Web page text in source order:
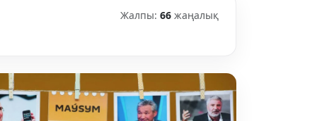
Жалпы: 66 жаңалық